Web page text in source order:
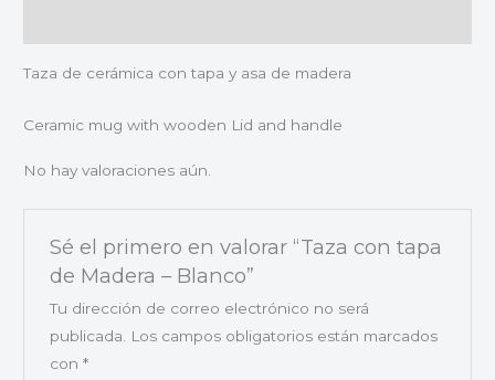
Taza de cerámica con tapa y asa de madera
Ceramic mug with wooden Lid and handle
No hay valoraciones aún.
Sé el primero en valorar “Taza con tapa
de Madera – Blanco”
Tu dirección de correo electrónico no será
publicada.
Los campos obligatorios están marcados
con *